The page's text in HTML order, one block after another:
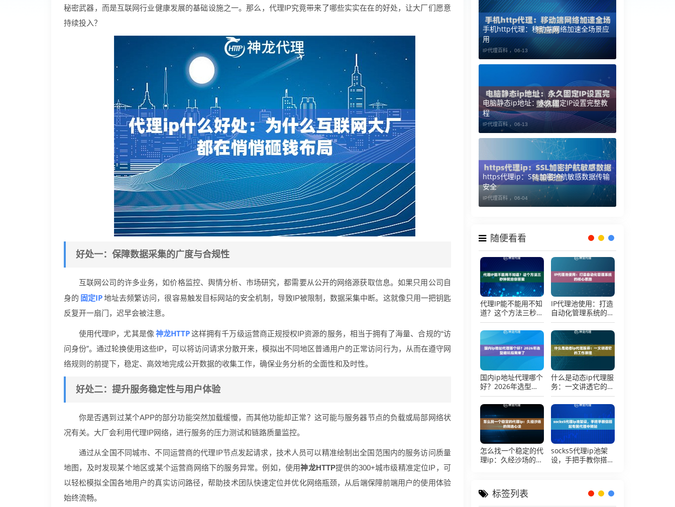
秘密武器，而是互联网行业健康发展的基础设施之一。那么，代理IP究竟带来了哪些实实在在的好处，让大厂们愿意
持续投入？
好处一：保障数据采集的广度与合规性
互联网公司的许多业务，如价格监控、舆情分析、市场研究，都需要从公开的网络源获取信息。如果只用公司自
身的 固定IP地址去频繁访问，很容易触发目标网站的安全机制，导致IP被限制，数据采集中断。这就像只用一把钥匙
反复开一扇门，迟早会被注意。
使用代理IP，尤其是像 神龙HTTP这样拥有千万级运营商正规授权IP资源的服务，相当于拥有了海量、合规的“访
问身份”。通过轮换使用这些IP，可以将访问请求分散开来，模拟出不同地区普通用户的正常访问行为，从而在遵守网
络规则的前提下，稳定、高效地完成公开数据的收集工作，确保业务分析的全面性和及时性。
好处二：提升服务稳定性与用户体验
你是否遇到过某个APP的部分功能突然加载缓慢，而其他功能却正常？这可能与服务器节点的负载或局部网络状
况有关。大厂会利用代理IP网络，进行服务的压力测试和链路质量监控。
通过从全国不同城市、不同运营商的代理IP节点发起请求，技术人员可以精准绘制出全国范围内的服务访问质量
地图，及时发现某个地区或某个运营商网络下的服务异常。例如，使用神龙HTTP提供的300+城市级精准定位IP，可
以轻松模拟全国各地用户的真实访问路径，帮助技术团队快速定位并优化网络瓶颈，从后端保障前端用户的使用体验
始终流畅。
手机http代理：移动端网络加速全场景应
用
IP代理百科 ， 06-13
电脑静态ip地址：永久固定IP设置完整教
程
IP代理百科 ，06-13
https代理ip：SSL加密护航敏感数据传输
安全
IP代理百科 ， 06-04
随便看看
代理IP能不能用不知
道？这个方法三秒钟
就给你答案
IP代理池使用：打造
自动化管理系统的核
心思路
国内ip地址代理哪个
好？2026年选型避
坑指南来了
什么是动态ip代理服
务：一文讲透它的工
作原理
怎么找一个稳定的代
理ip：久经沙场的筛
socks5代理ip池架
设，手把手教你搭起
标签列表